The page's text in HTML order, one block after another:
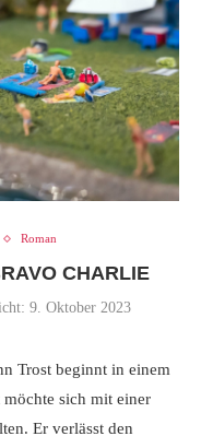
Roman
CHARLIE
9. Oktober 2023
Trost beginnt in einem
sich mit einer
Er verlässt den